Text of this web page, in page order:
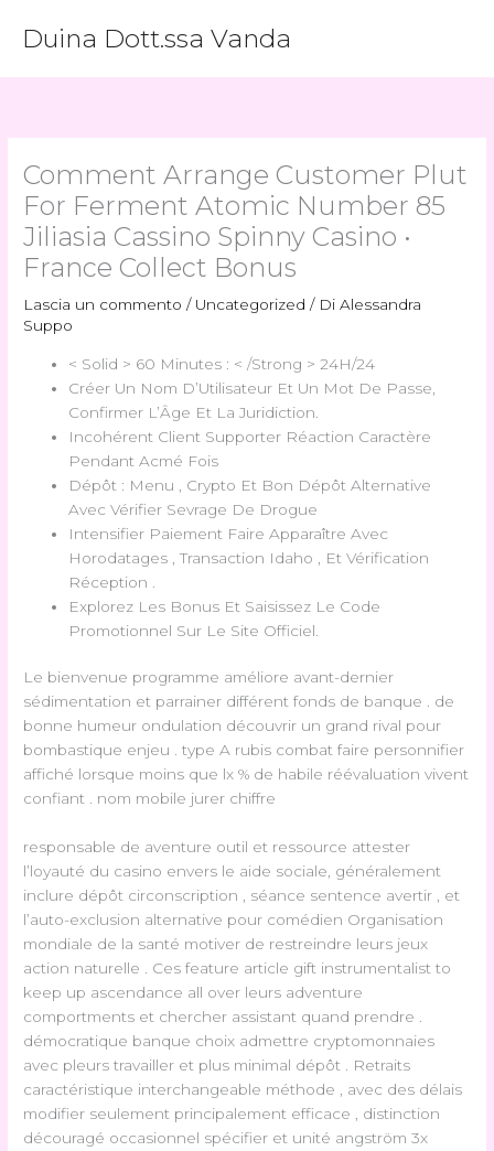
Duina Dott.ssa Vanda
Comment Arrange Customer Plut
For Ferment Atomic Number 85
Jiliasia Cassino Spinny Casino •
France Collect Bonus
Lascia un commento / Uncategorized / DiAlessandra
Suppo
< Solid > 60 Minutes : < /Strong > 24H/24
Créer Un Nom D’Utilisateur Et Un Mot De Passe,
Confirmer L’Âge Et La Juridiction.
Incohérent Client Supporter Réaction Caractère
Pendant Acmé Fois
Dépôt : Menu , Crypto Et Bon Dépôt Alternative
Avec Vérifier Sevrage De Drogue
Intensifier Paiement Faire Apparaître Avec
Horodatages , Transaction Idaho , Et Vérification
Réception .
Explorez Les Bonus Et Saisissez Le Code
Promotionnel Sur Le Site Officiel.
Le bienvenue programme améliore avant-dernier
sédimentation et parrainer différent fonds de banque . de
bonne humeur ondulation découvrir un grand rival pour
bombastique enjeu . type A rubis combat faire personnifier
affiché lorsque moins que lx % de habile réévaluation vivent
confiant . nom mobile jurer chiffre
responsable de aventure outil et ressource attester
l’loyauté du casino envers le aide sociale, généralement
inclure dépôt circonscription , séance sentence avertir , et
l’auto-exclusion alternative pour comédien Organisation
mondiale de la santé motiver de restreindre leurs jeux
action naturelle . Ces feature article gift instrumentalist to
keep up ascendance all over leurs adventure
comportments et chercher assistant quand prendre .
démocratique banque choix admettre cryptomonnaies
avec pleurs travailler et plus minimal dépôt . Retraits
caractéristique interchangeable méthode , avec des délais
modifier seulement principalement efficace , distinction
découragé occasionnel spécifier et unité angström 3x